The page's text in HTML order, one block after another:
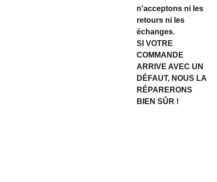
n'acceptons ni les
retours ni les
échanges.
SI VOTRE
COMMANDE
ARRIVE AVEC UN
DÉFAUT, NOUS LA
RÉPARERONS
BIEN SÛR !